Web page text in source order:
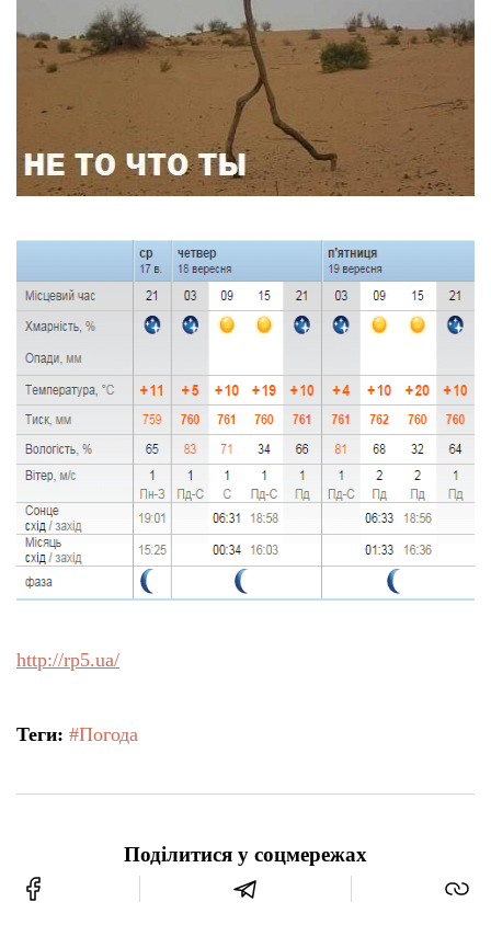
http://rp5.ua/
Теги: #Погода
Поділитися у соцмережах